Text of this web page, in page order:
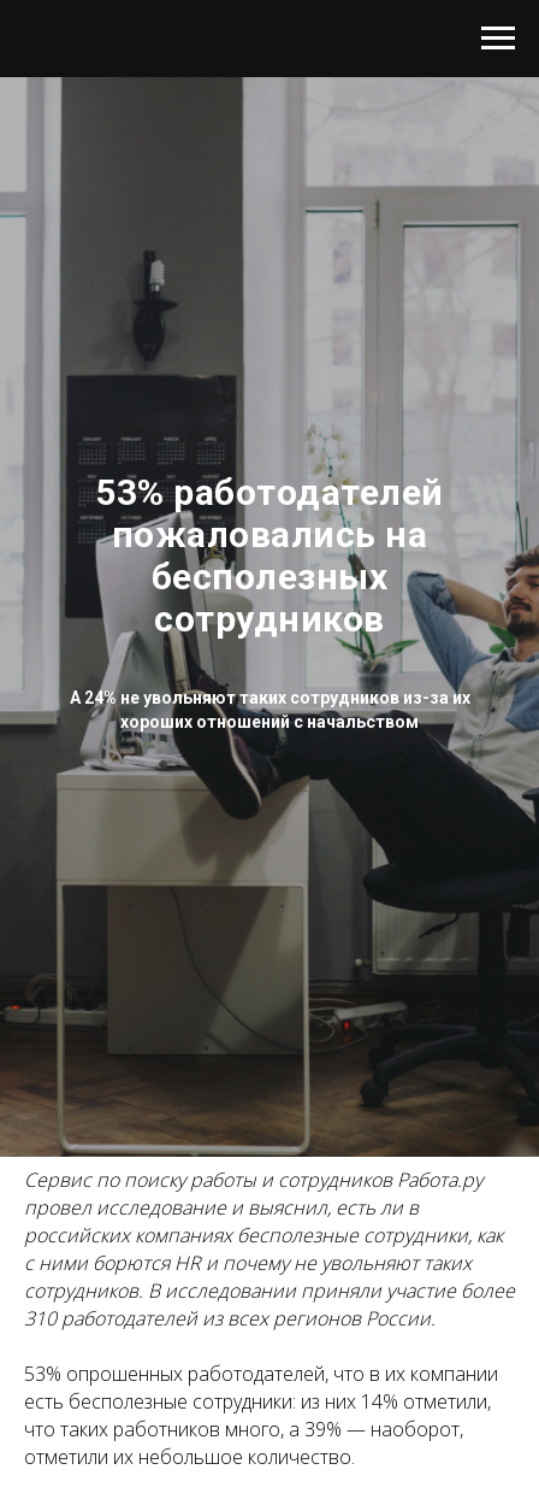
53% работодателей
пожаловались на
бесполезных
сотрудников
А 24% не увольняют таких сотрудников из-за их
хороших отношений с начальством
Сервис по поиску работы и сотрудников Работа.ру
провел исследование и выяснил, есть ли в
российских компаниях бесполезные сотрудники, как
с ними борются HR и почему не увольняют таких
сотрудников. В исследовании приняли участие более
310 работодателей из всех регионов России.
53% опрошенных работодателей, что в их компании
есть бесполезные сотрудники: из них 14% отметили,
что таких работников много, а 39% — наоборот,
отметили их небольшое количество.